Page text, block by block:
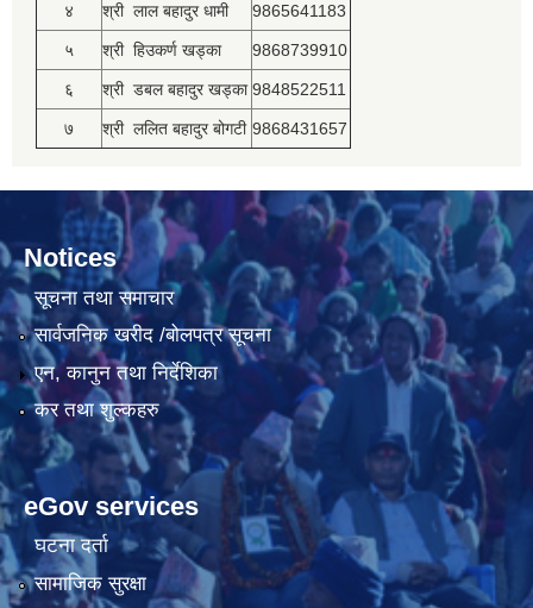
४ श्री लाल बहादुर धामी 9865641183
५ श्री हिउकर्ण खड्का 9868739910
६ श्री डबल बहादुर खड्का 9848522511
७ श्री ललित बहादुर बोगटी 9868431657
Notices
सूचना तथा समाचार
सार्वजनिक खरीद /बोलपत्र सूचना
एन, कानुन तथा निर्देशिका
कर तथा शुल्कहरु
eGov services
घटना दर्ता
सामाजिक सुरक्षा